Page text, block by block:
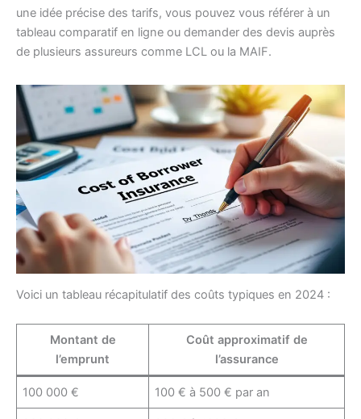
une idée précise des tarifs, vous pouvez vous référer à un
tableau comparatif en ligne ou demander des devis auprès
de plusieurs assureurs comme LCL ou la MAIF.
Voici un tableau récapitulatif des coûts typiques en 2024 :
Montant de
l’emprunt
Coût approximatif de
l’assurance
100 000 € 100 € à 500 € par an